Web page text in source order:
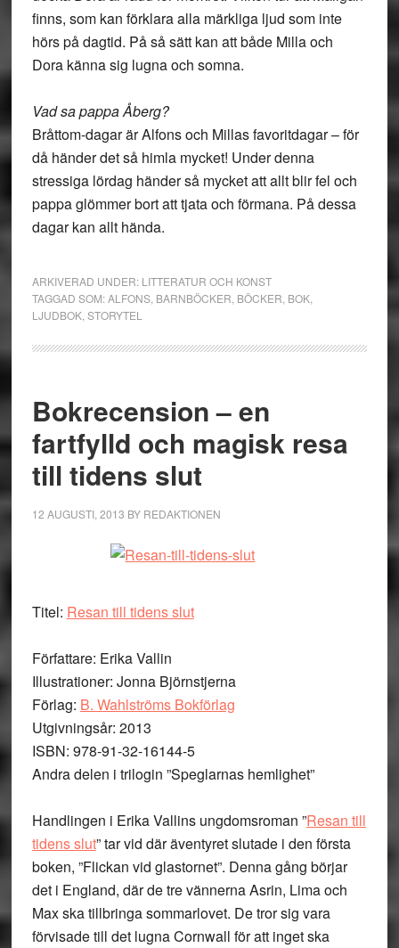
finns, som kan förklara alla märkliga ljud som inte
hörs på dagtid. På så sätt kan att både Milla och
Dora känna sig lugna och somna.
Vad sa pappa Åberg?
Bråttom-dagar är Alfons och Millas favoritdagar – för
då händer det så himla mycket! Under denna
stressiga lördag händer så mycket att allt blir fel och
pappa glömmer bort att tjata och förmana. På dessa
dagar kan allt hända.
ARKIVERAD UNDER: LITTERATUR OCH KONST
TAGGAD SOM:ALFONS, BARNBÖCKER BÖCKER BOK,
LJUDBOK, STORYTEL
Bokrecension – en
fartfylld och magisk resa
till tidens slut
12 AUGUSTI, 2013 BY REDAKTIONEN
Titel: Resan till tidens slut
Författare: Erika Vallin
Illustrationer: Jonna Björnstjerna
Förlag: B. Wahlströms Bokförlag
Utgivningsår: 2013
ISBN: 978-91-32-16144-5
Andra delen i trilogin ”Speglarnas hemlighet”
Handlingen i Erika Vallins ungdomsroman ”Resan till
tidens slut” tar vid där äventyret slutade i den första
boken, ”Flickan vid glastornet”. Denna gång börjar
det i England, där de tre vännerna Asrin, Lima och
Max ska tillbringa sommarlovet. De tror sig vara
förvisade till det lugna Cornwall för att inget ska